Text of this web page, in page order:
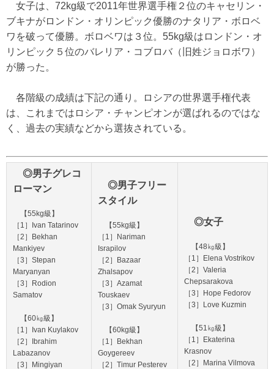
女子は、72kg級で2011年世界選手権２位のキャセリン・
ブキナがロンドン・オリンピック優勝のナタリア・ボロベ
ワを破って優勝。ボロベワは３位。55kg級はロンドン・オ
リンピック５位のバレリア・コブロバ（旧姓ジョロボワ）
が勝った。
各階級の成績は下記の通り。ロシアの世界選手権代表
は、これまではロシア・チャンピオンが選ばれるのではな
く、過去の実績などから選抜されている。
◎男子グレコ
ローマン
【55kg級】
［1］Ivan Tatarinov
［2］Bekhan
Mankiyev
［3］Stepan
Maryanyan
［3］Rodion
Samatov
【60㎏級】
［1］Ivan Kuylakov
［2］Ibrahim
Labazanov
［3］Mingiyan
◎男子フリー
スタイル
【55kg級】
［1］Nariman
Israpilov
［2］Bazaar
Zhalsapov
［3］Azamat
Touskaev
［3］Omak Syuryun
【60kg級】
［1］Bekhan
Goygereev
［2］Timur Pesterev
◎女子
【48㎏級】
［1］Elena Vostrikov
［2］Valeria
Chepsarakova
［3］Hope Fedorov
［3］Love Kuzmin
【51㎏級】
［1］Ekaterina
Krasnov
［2］Marina Vilmova